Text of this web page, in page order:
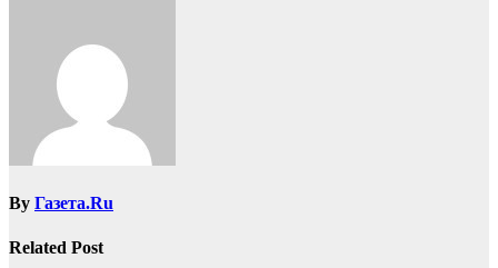
By Газета.Ru
Related Post